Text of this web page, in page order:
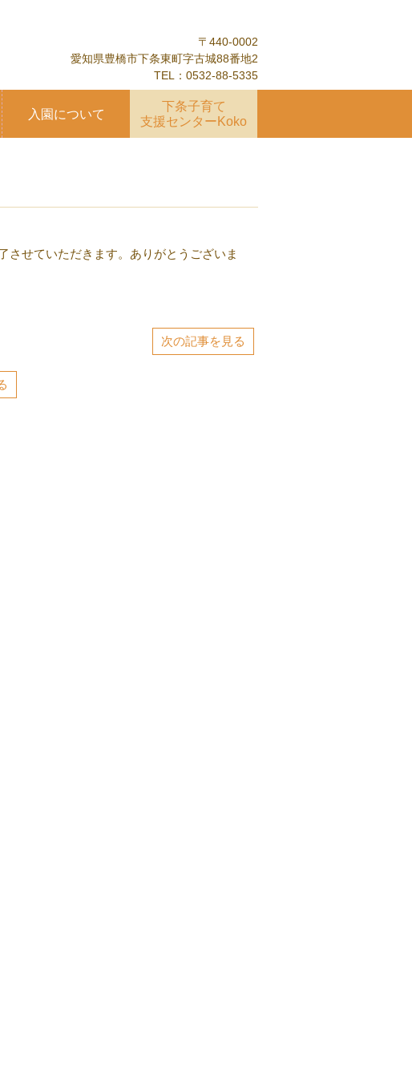
〒440-0002
愛知県豊橋市下条東町字古城88番地2
TEL：0532-88-5335
入園について
下条子育て
支援センターKoko
させていただきます。ありがとうございま
次の記事を見る